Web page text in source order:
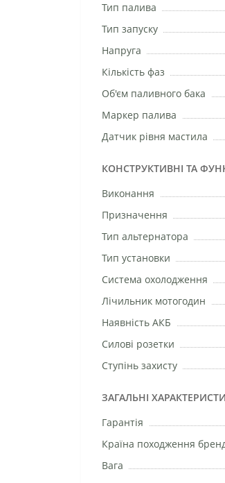
Тип палива
Тип запуску
Напруга
Кількість фаз
Об'єм паливного бака
Маркер палива
Датчик рівня мастила
КОНСТРУКТИВНІ ТА
Виконання
Призначення
Тип альтернатора
Тип установки
Система охолодження
Лічильник мотогодин
Наявність АКБ
Силові розетки
Ступінь захисту
ЗАГАЛЬНІ
Гарантія
Країна походження
Вага